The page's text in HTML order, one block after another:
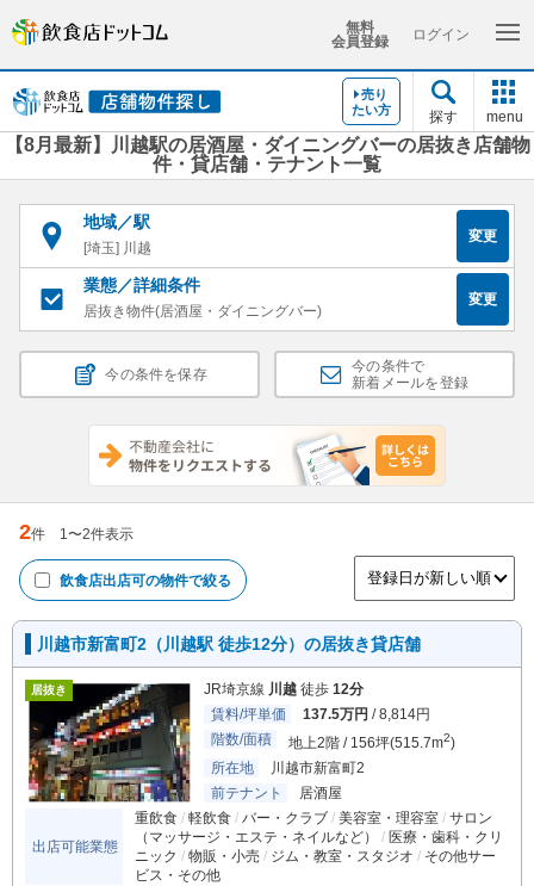
無料
会員登録
ログイン
売り
たい方
探す menu
【8月最新】川越駅の居酒屋・ダイニングバーの居抜き店舗物
件・貸店舗・テナント一覧
地域／駅
[埼玉] 川越
変更
業態／詳細条件
居抜き物件(居酒屋・ダイニングバー)
変更
今の条件を保存
今の条件で
新着メールを登録
2件 1〜2件表示
飲食店出店可の物件で絞る
川越市新富町2（川越駅 徒歩12分）の居抜き貸店舗
居抜き JR埼京線 川越 徒歩 12分
賃料/坪単価
137.5万円 / 8,814円
階数/面積
地上2階 / 156坪(515.7m2)
所在地
川越市新富町2
前テナント
居酒屋
出店可能業態
重飲食 軽飲食 バー・クラブ 美容室・理容室
サロン
（マッサージ・エステ・ネイルなど）
医療・歯科・クリ
ニック
物販・小売 ジム・教室・スタジオ
その他サー
ビス・その他